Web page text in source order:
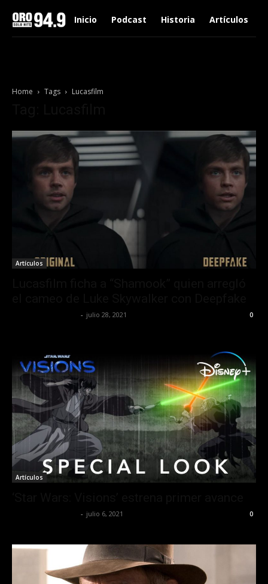
Inicio Podcast Historia Artículos
Home Tags Lucasfilm
Artículos
- julio 28, 2021 0
Artículos
- julio 6, 2021 0